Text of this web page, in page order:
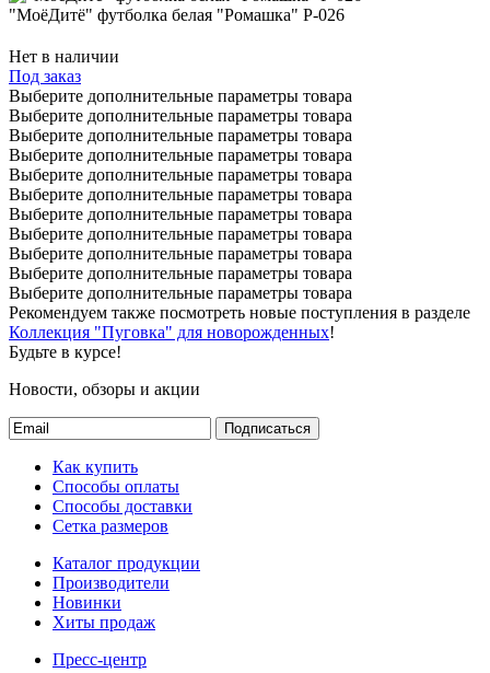
"МоёДитё" футболка белая "Ромашка" Р-026
Нет в наличии
Под заказ
Выберите дополнительные параметры товара
Выберите дополнительные параметры товара
Выберите дополнительные параметры товара
Выберите дополнительные параметры товара
Выберите дополнительные параметры товара
Выберите дополнительные параметры товара
Выберите дополнительные параметры товара
Выберите дополнительные параметры товара
Выберите дополнительные параметры товара
Выберите дополнительные параметры товара
Выберите дополнительные параметры товара
Рекомендуем также посмотреть новые поступления в разделе
Коллекция "Пуговка" для новорожденных!
Будьте в курсе!
Новости, обзоры и акции
Подписаться
Как купить
Способы оплаты
Способы доставки
Сетка размеров
Каталог продукции
Производители
Новинки
Хиты продаж
Пресс-центр